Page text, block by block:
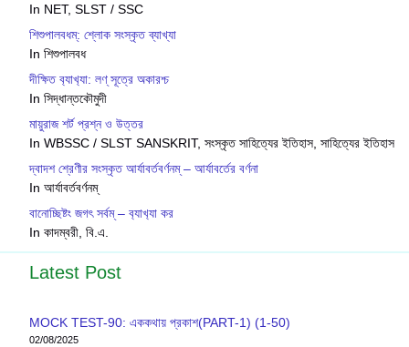
In NET, SLST / SSC
শিশুপালবধম্: শ্লোক সংস্কৃত ব্যাখ্যা
In শিশুপালবধ
দীক্ষিত ব‍্যাখ‍্যা: লণ্ সূত্রে অকারশ্চ
In সিদ্ধান্তকৌমুদী
মায়ুরাজ শর্ট প্রশ্ন ও উত্তর
In WBSSC / SLST SANSKRIT, সংস্কৃত সাহিত্যের ইতিহাস, সাহিত্যের ইতিহাস
দ্বাদশ শ্রেণীর সংস্কৃত আর্যাবর্তবর্ণনম্ – আর্যাবর্তের বর্ণনা
In আর্যাবর্তবর্ণনম্
বানোচ্ছিষ্টং জগৎ সর্বম্ – ব‍্যাখ‍্যা কর
In কাদম্বরী, বি.এ.
Latest Post
MOCK TEST-90: এককথায় প্রকাশ(PART-1) (1-50)
02/08/2025